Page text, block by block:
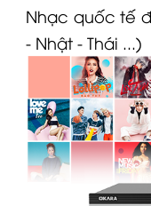
Nhạc quốc tế
- Nhật - Thái ...)